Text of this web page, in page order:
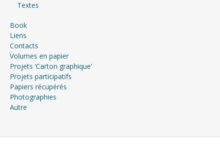
Textes
Book
Liens
Contacts
Volumes en papier
Projets ‘Carton graphique’
Projets participatifs
Papiers récupérés
Photographies
Autre